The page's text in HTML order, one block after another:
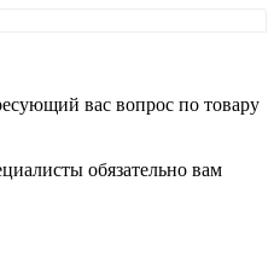
вас вопрос по товару
обязательно вам